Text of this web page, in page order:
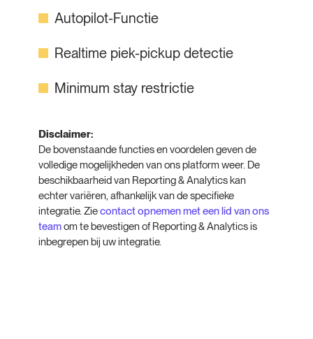
Autopilot-Functie
Realtime piek-pickup detectie
Minimum stay restrictie
Disclaimer:
De bovenstaande functies en voordelen geven de
volledige mogelijkheden van ons platform weer. De
beschikbaarheid van Reporting & Analytics kan
echter variëren, afhankelijk van de specifieke
integratie. Ziecontact opnemen met een lid van ons
teamom te bevestigen of Reporting & Analytics is
inbegrepen bij uw integratie.